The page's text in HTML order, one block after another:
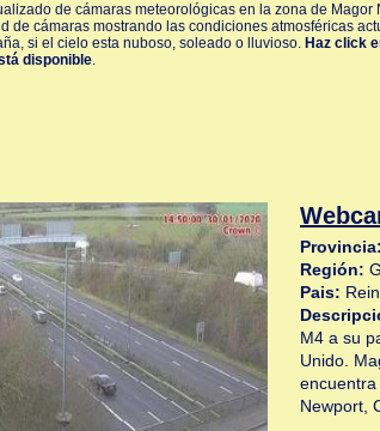
de cámaras meteorológicas en la zona de
de cámaras mostrando las condiciones atmosféricas
si el cielo esta nuboso, soleado o lluvioso. Haz click
disponible.
Provincia:
Región:
Pais:
M4 a su
Unido.
Newport,